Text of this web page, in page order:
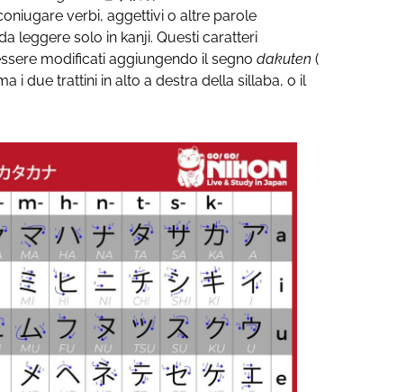
verbi, aggettivi o altre parole
leggere solo in kanji. Questi caratteri
modificati aggiungendo il segnodakuten (
i due trattini in alto a destra della sillaba, o il